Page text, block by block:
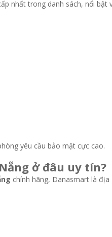
nhất trong danh sách, nổi bật
yêu cầu bảo mật cực cao.
ở đâu uy tín?
chính hãng, Danasmart là